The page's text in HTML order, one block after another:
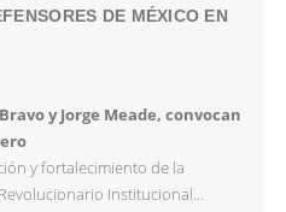
DE MÉXICO EN
y Jorge Meade, convocan
y fortalecimiento de la
Institucional...